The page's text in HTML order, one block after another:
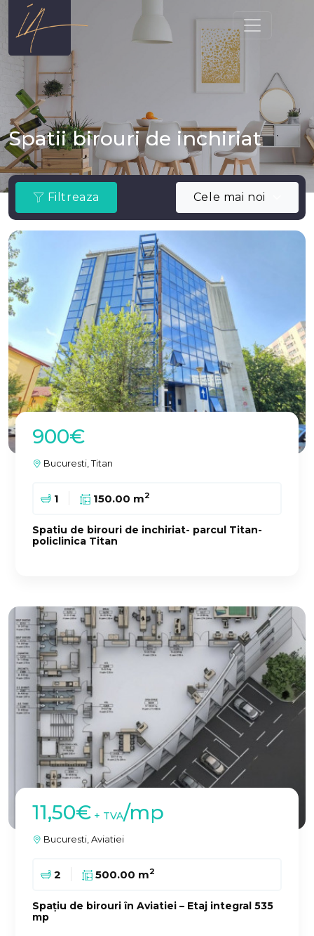
Spatii birouri de inchiriat
Filtreaza Cele mai noi
900€
Bucuresti, Titan
1 150.00 m2
Spatiu de birouri de inchiriat- parcul Titan-
policlinica Titan
11,50€ + TVA/mp
Bucuresti, Aviatiei
2 500.00 m2
Spațiu de birouri în Aviatiei – Etaj integral 535
mp